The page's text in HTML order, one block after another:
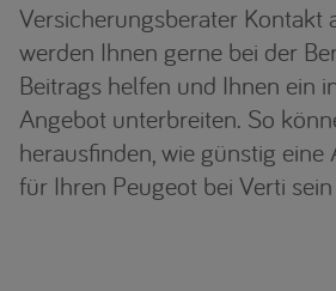
Versicherungsberater Kontakt
werden Ihnen gerne bei der
Beitrags helfen und Ihnen ein
Angebot unterbreiten. So
herausfinden, wie günstig
für Ihren Peugeot bei Verti